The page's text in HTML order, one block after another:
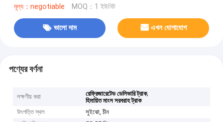
মূল্য：negotiable MOQ：1 ইউনিট
ভালো দাম এখন যোগাযোগ
পণ্যের বর্ণনা
লক্ষণীয় করা রেফ্রিজারেটেড ডেলিভারি ট্রাক,
হিমায়িত মাংস সরবরাহ ট্রাক
উৎপত্তি স্থল
সুইঝো, চীন